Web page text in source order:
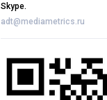
Skype.
adt@mediametrics.ru